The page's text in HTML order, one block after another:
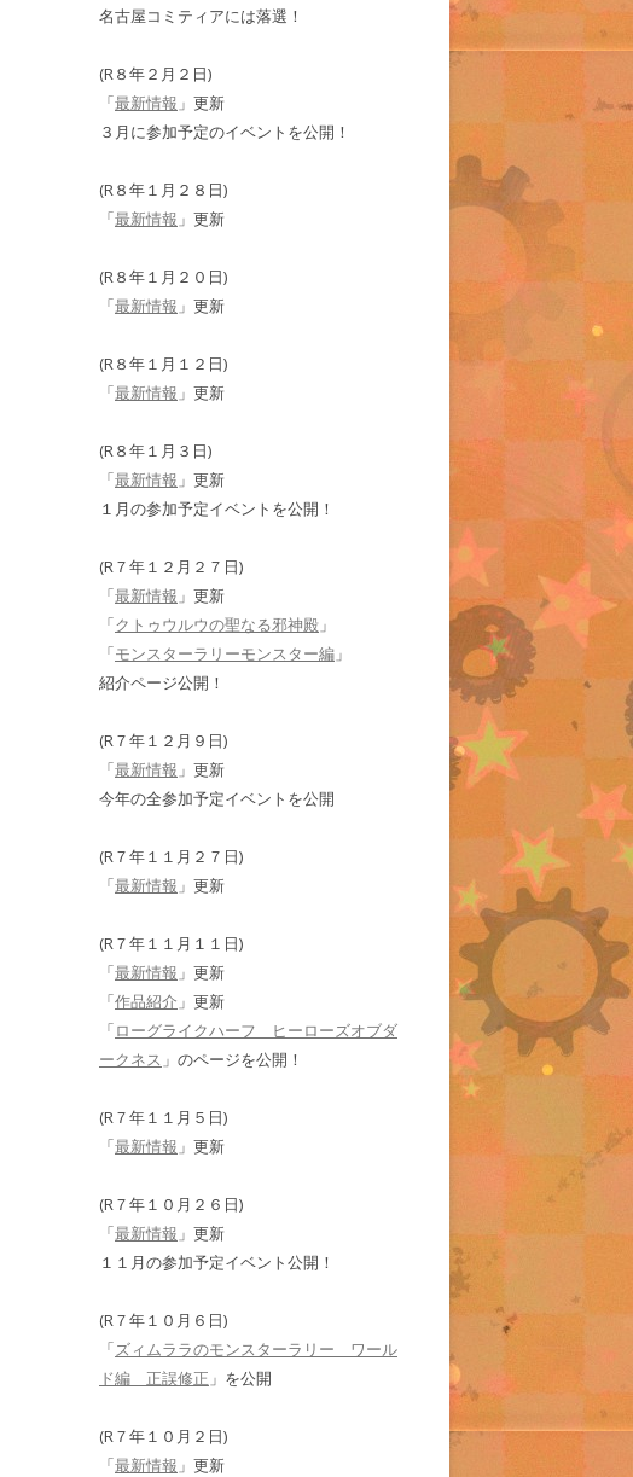
名古屋コミティアには落選！
(R８年２月２日)
「最新情報 」更新
３月に参加予定のイベントを公開！
(R８年１月２８日)
「最新情報 」更新
(R８年１月２０日)
「最新情報 」更新
(R８年１月１２日)
「最新情報 」更新
(R８年１月３日)
「最新情報 」更新
１月の参加予定イベントを公開！
(R７年１２月２７日)
「最新情報 」更新
「クトゥウルウの聖なる邪神殿 」
「モンスターラリーモンスター編 」
紹介ページ公開！
(R７年１２月９日)
「最新情報 」更新
今年の全参加予定イベントを公開
(R７年１１月２７日)
「最新情報 」更新
(R７年１１月１１日)
「最新情報 」更新
「作品紹介 」更新
「ローグライクハーフ ヒーローズオブダ
ークネス 」のページを公開！
(R７年１１月５日)
「最新情報 」更新
(R７年１０月２６日)
「最新情報 」更新
１１月の参加予定イベント公開！
(R７年１０月６日)
「ズィムララのモンスターラリー ワール
ド編 正誤修正 」を公開
(R７年１０月２日)
「最新情報 」更新